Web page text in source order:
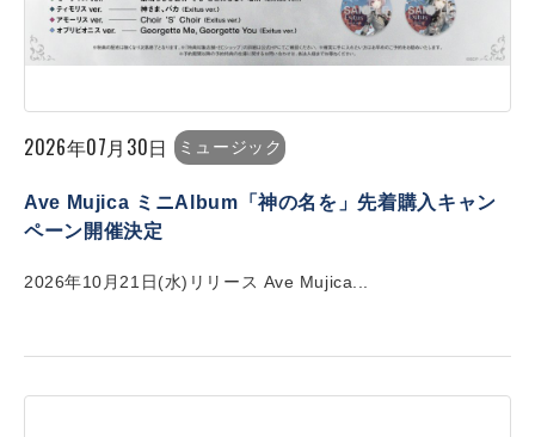
2026年07月30日 ミュージック
Ave Mujica ミニAlbum「神の名を」先着購入キャン
ペーン開催決定
2026年10月21日(水)リリース Ave Mujica...